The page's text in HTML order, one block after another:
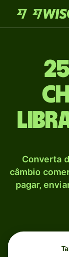
Converta
câmbio
pagar,